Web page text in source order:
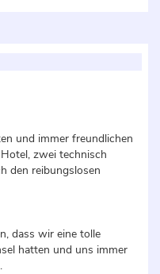
und immer freundlichen
zwei technisch
den reibungslosen
dass wir eine tolle
hatten und uns immer